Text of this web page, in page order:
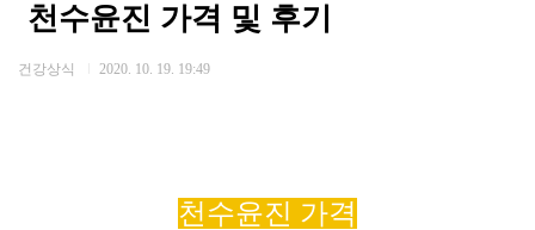
천수윤진 가격 및 후기
건강상식 2020. 10. 19. 19:49
천수윤진 가격